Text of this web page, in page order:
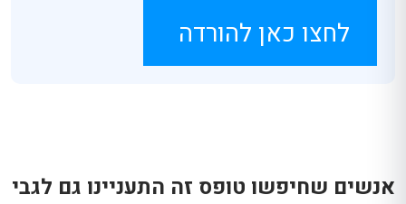
לחצו כאן להורדה
אנשים שחיפשו טופס זה התעניינו גם לגבי